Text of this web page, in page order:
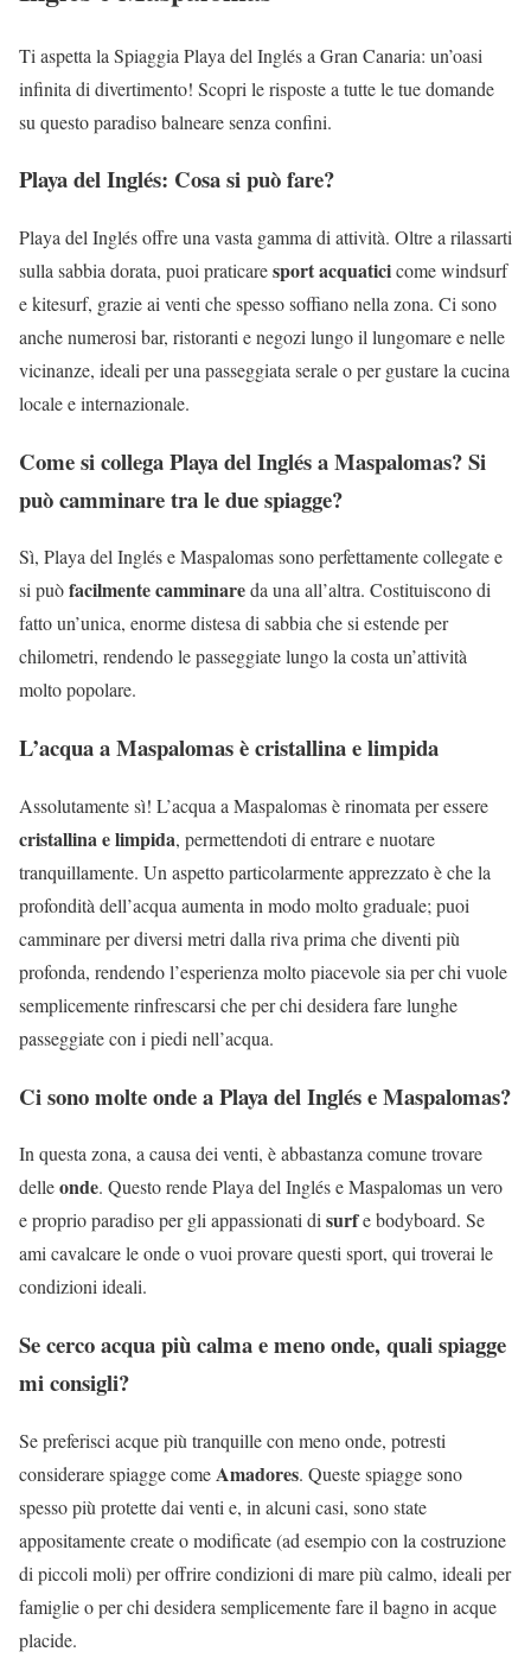
Ti aspetta la Spiaggia Playa del Inglés a Gran Canaria: un’oasi
infinita di divertimento! Scopri le risposte a tutte le tue domande
su questo paradiso balneare senza confini.
Playa del Inglés: Cosa si può fare?
Playa del Inglés offre una vasta gamma di attività. Oltre a rilassarti
sulla sabbia dorata, puoi praticaresport acquaticicome windsurf
e kitesurf, grazie ai venti che spesso soffiano nella zona. Ci sono
anche numerosi bar, ristoranti e negozi lungo il lungomare e nelle
vicinanze, ideali per una passeggiata serale o per gustare la cucina
locale e internazionale.
Come si collega Playa del Inglés a Maspalomas? Si
può camminare tra le due spiagge?
Sì, Playa del Inglés e Maspalomas sono perfettamente collegate e
si puòfacilmente camminareda una all’altra. Costituiscono di
fatto un’unica, enorme distesa di sabbia che si estende per
chilometri, rendendo le passeggiate lungo la costa un’attività
molto popolare.
L’acqua a Maspalomas è cristallina e limpida
Assolutamente sì! L’acqua a Maspalomas è rinomata per essere
cristallina e limpida, permettendoti di entrare e nuotare
tranquillamente. Un aspetto particolarmente apprezzato è che la
profondità dell’acqua aumenta in modo molto graduale; puoi
camminare per diversi metri dalla riva prima che diventi più
profonda, rendendo l’esperienza molto piacevole sia per chi vuole
semplicemente rinfrescarsi che per chi desidera fare lunghe
passeggiate con i piedi nell’acqua.
Ci sono molte onde a Playa del Inglés e Maspalomas?
In questa zona, a causa dei venti, è abbastanza comune trovare
delleonde. Questo rende Playa del Inglés e Maspalomas un vero
e proprio paradiso per gli appassionati disurfe bodyboard. Se
ami cavalcare le onde o vuoi provare questi sport, qui troverai le
condizioni ideali.
Se cerco acqua più calma e meno onde, quali spiagge
mi consigli?
Se preferisci acque più tranquille con meno onde, potresti
considerare spiagge comeAmadores. Queste spiagge sono
spesso più protette dai venti e, in alcuni casi, sono state
appositamente create o modificate (ad esempio con la costruzione
di piccoli moli) per offrire condizioni di mare più calmo, ideali per
famiglie o per chi desidera semplicemente fare il bagno in acque
placide.